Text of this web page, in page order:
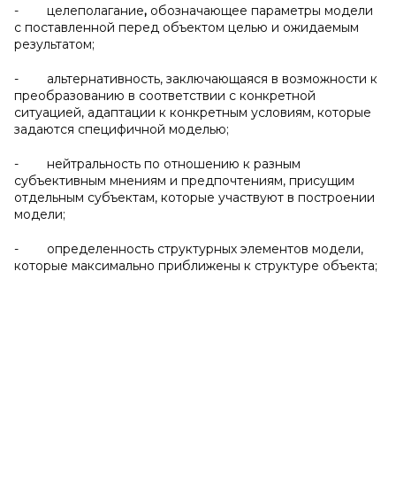
- целеполагание, обозначающее параметры модели
с поставленной перед объектом целью и ожидаемым
результатом;
- альтернативность, заключающаяся в возможности к
преобразованию в соответствии с конкретной
ситуацией, адаптации к конкретным условиям, которые
задаются специфичной моделью;
- нейтральность по отношению к разным
субъективным мнениям и предпочтениям, присущим
отдельным субъектам, которые участвуют в построении
модели;
- определенность структурных элементов модели,
которые максимально приближены к структуре объекта;